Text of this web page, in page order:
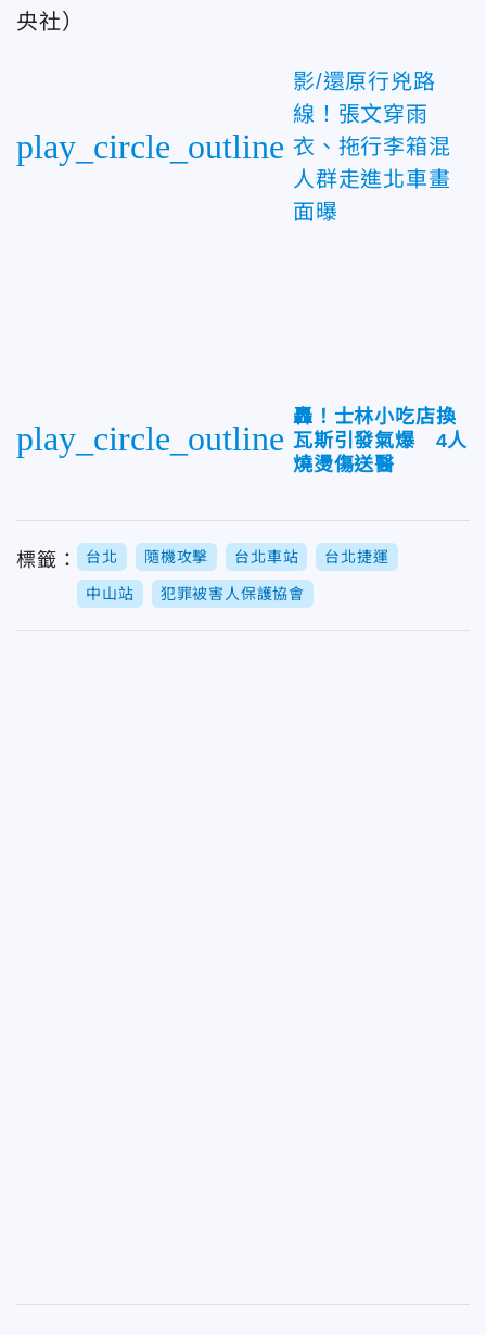
央社）
play_circle_outline
影/還原行兇路
線！張文穿雨
衣、拖行李箱混
人群走進北車畫
面曝
play_circle_outline
轟！士林小吃店換
瓦斯引發氣爆 4人
燒燙傷送醫
標籤： 台北 隨機攻擊 台北車站 台北捷運
中山站 犯罪被害人保護協會